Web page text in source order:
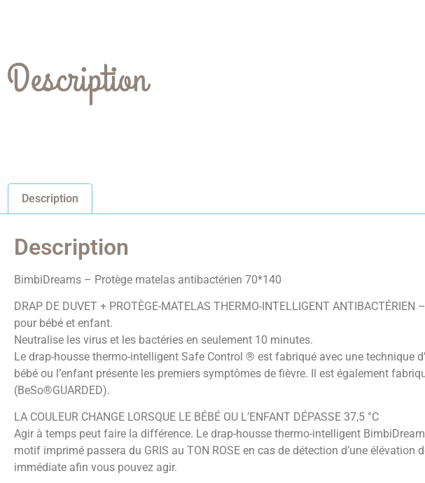
Description
Description
Description
BimbiDreams – Protège matelas antibactérien 70*140
DRAP DE DUVET + PROTÈGE-MATELAS THERMO-INTELLIGENT
pour bébé et enfant.
Neutralise les virus et les bactéries en seulement 10 minutes.
Le drap-housse thermo-intelligent Safe Control ® est fabriqué avec une technique
bébé ou l’enfant présente les premiers symptômes de fièvre. Il est également
(BeSo®GUARDED).
LA COULEUR CHANGE LORSQUE LE BÉBÉ OU L’ENFANT DÉPASSE 37,5 °C
Agir à temps peut faire la différence. Le drap-housse thermo-intelligent
motif imprimé passera du GRIS au TON ROSE en cas de détection d’une
immédiate afin vous pouvez agir.